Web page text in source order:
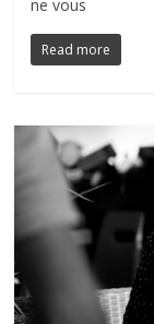
ne vous
Read more